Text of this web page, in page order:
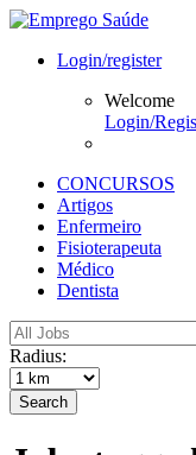
Login/register
Welcome
Login/
CONCURSOS
Artigos
Enfermeiro
Fisioterapeuta
Médico
Dentista
Radius:
Search